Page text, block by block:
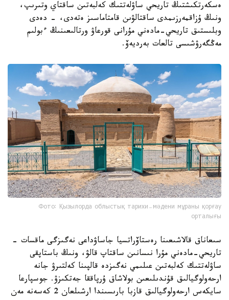
ەسكەرتكىشتىڭ تاريحي ساۋلەتتىك كەلبەتىن ساقتاي وتىرىپ،
ونىڭ ۇزاقمەرزىمدى ساقتالۋىن قامتاماسىز ەتەدى، - دەدى
وبلىستىق تاريحي-مادەني مۇرانى قورعاۋ ورتالىعىنىڭ ءبولىم
مەڭگەرۋشىسى تالعات بەرديەۆ.
Фото: Қызылорда облыстық тарихи-мәдени мұраны қорғау
орталығы
سىعاناق قالاشىعىنا رەستاۆراتسيا جاساۋداعى نەگىزگى ماقسات -
تاريحي-مادەني مۇرا نىسانىن ساقتاپ قالۋ، ونىڭ باستاپقى
ساۋلەتتىك كەلبەتىن عىلىمي نەگىزدە قالپىنا كەلتىرۋ جانە
ارحەولوگيالىق قۇندىلىعىن بولاشاق ۇرپاققا جەتكىزۋ. جوسپارعا
سايكەس ارحەولوگيالىق قازبا بارىسىندا ارشىلعان 2 كەسەنە مەن